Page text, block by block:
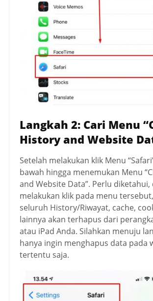
Langkah 2: Cari Menu
History and Website
Setelah melakukan klik Menu
bawah hingga menemukan Menu
and Website Data”. Perlu diketahui,
melakukan klik pada menu
seluruh History/Riwayat, cache,
lainnya akan terhapus dari
atau iPad Anda. Silahkan menuju
hanya ingin menghapus data pada
tertentu saja.